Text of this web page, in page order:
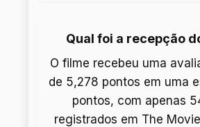
Qual foi a recepção
O filme recebeu uma
de 5,278 pontos em uma
pontos, com apenas
registrados em The